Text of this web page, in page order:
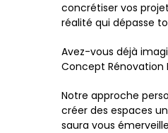
concrétiser vos
réalité qui dépasse
Avez-vous déjà
Concept
Notre approche
créer des espaces
saura vous